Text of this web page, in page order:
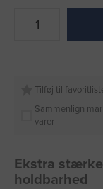
Tilføj til
Sammenlign
varer
Ekstra
holdbarhed